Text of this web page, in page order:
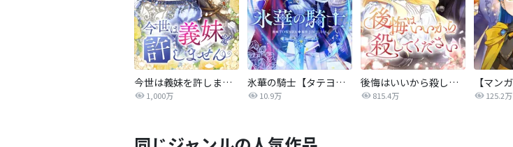
今世は義妹を許しません
1,000万
氷華の騎士【タテヨミ】
10.9万
後悔はいいから殺してください
815.4万 125.2万